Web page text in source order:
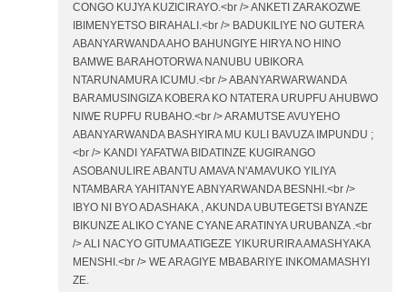
CONGO KUJYA KUZICIRAYO.<br /> ANKETI ZARAKOZWE
IBIMENYETSO BIRAHALI.<br /> BADUKILIYE NO GUTERA
ABANYARWANDA AHO BAHUNGIYE HIRYA NO HINO
BAMWE BARAHOTORWA NANUBU UBIKORA
NTARUNAMURA ICUMU.<br /> ABANYARWARWANDA
BARAMUSINGIZA KOBERA KO NTATERA URUPFU AHUBWO
NIWE RUPFU RUBAHO.<br /> ARAMUTSE AVUYEHO
ABANYARWANDA BASHYIRA MU KULI BAVUZA IMPUNDU ;
<br /> KANDI YAFATWA BIDATINZE KUGIRANGO
ASOBANULIRE ABANTU AMAVA N'AMAVUKO YILIYA
NTAMBARA YAHITANYE ABNYARWANDA BESNHI.<br />
IBYO NI BYO ADASHAKA , AKUNDA UBUTEGETSI BYANZE
BIKUNZE ALIKO CYANE CYANE ARATINYA URUBANZA .<br
/> ALI NACYO GITUMA ATIGEZE YIKURURIRA AMASHYAKA
MENSHI.<br /> WE ARAGIYE MBABARIYE INKOMAMASHYI
ZE.